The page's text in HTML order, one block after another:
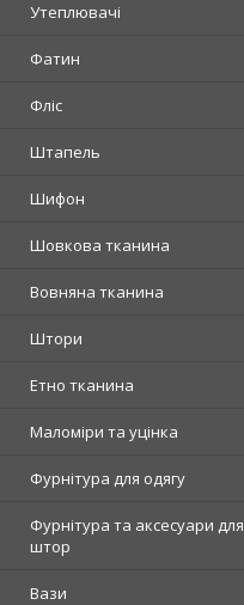
Утеплювачі
Фатин
Фліс
Штапель
Шифон
Шовкова тканина
Вовняна тканина
Штори
Етно тканина
Маломіри та уцінка
Фурнітура для одягу
Фурнітура та аксесуари для
штор
Вази